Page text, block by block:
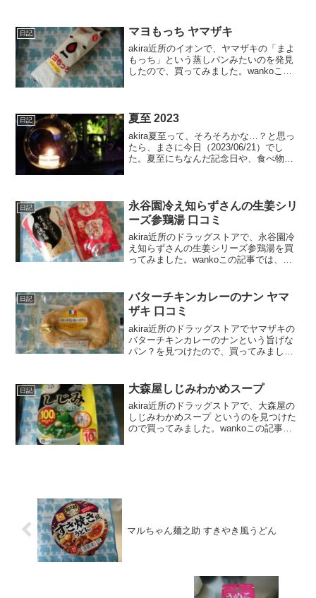
味しそうで迷ったのですが、今回は「お
かか」を購入しまし...
日記 マヨもっち ヤマザキ
akira近所のイオンで、ヤマザキの「まよ
もっち」という蒸しパンみたいのを発見
したので、買ってみました。wankoこの
「マヨネ...
日記 夏至 2023
akira夏至って、そろそろかな…？と思っ
たら、まさに今日（2023/06/21）でし
た。夏至にちなんだ記念日や、食べ物に
日記
永谷園冷え知らずさんの生姜シリ
ーズ参鶏湯 口コミ
akira近所のドラッグストアで、永谷園冷
え知らずさんの生姜シリーズ参鶏湯を買
ってみました。wankoこの記事では、永
介するよ！永谷園冷え知らずさんの生姜
シリーズ参鶏湯...
日記
バターチキンカレーのナン ヤマ
ザキ 口コミ
akira近所のドラッグストアでヤマザキの
バターチキンカレーのナンという旨げな
パン？を見つけたので、買ってみまし
リーなどの栄養成分について紹介する
よ！お買い得アイ...
日記 大森屋しじみわかめスープ
akira近所のドラッグストアで、大森屋の
しじみわかめスープ というのを見つけた
ので買ってみました。wankoこの記事で
マルちゃん麺之助 すきやき風うどん